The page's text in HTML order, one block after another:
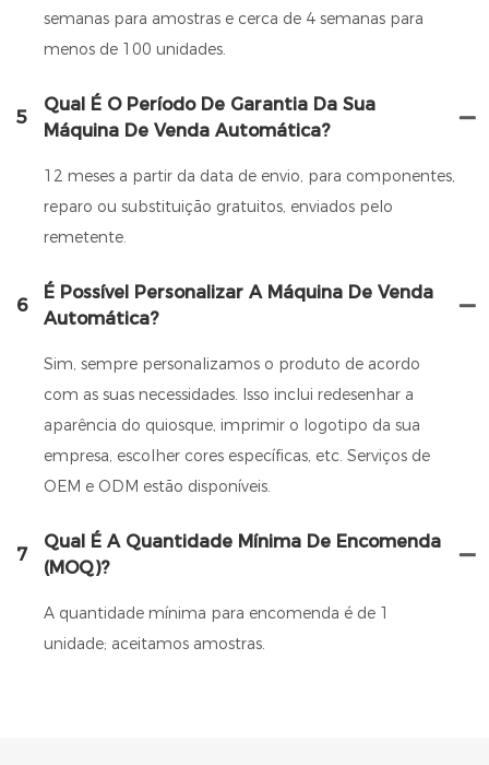
semanas para amostras e cerca de 4 semanas para
menos de 100 unidades.
5
Qual É O Período De Garantia Da Sua
Máquina De Venda Automática?
12 meses a partir da data de envio, para componentes,
reparo ou substituição gratuitos, enviados pelo
remetente.
6
É Possível Personalizar A Máquina De Venda
Automática?
Sim, sempre personalizamos o produto de acordo
com as suas necessidades. Isso inclui redesenhar a
aparência do quiosque, imprimir o logotipo da sua
empresa, escolher cores específicas, etc. Serviços de
OEM e ODM estão disponíveis.
7
Qual É A Quantidade Mínima De Encomenda
(MOQ)?
A quantidade mínima para encomenda é de 1
unidade; aceitamos amostras.